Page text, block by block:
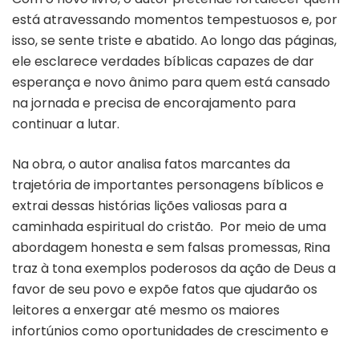
está atravessando momentos tempestuosos e, por
isso, se sente triste e abatido. Ao longo das páginas,
ele esclarece verdades bíblicas capazes de dar
esperança e novo ânimo para quem está cansado
na jornada e precisa de encorajamento para
continuar a lutar.
Na obra, o autor analisa fatos marcantes da
trajetória de importantes personagens bíblicos e
extrai dessas histórias lições valiosas para a
caminhada espiritual do cristão. Por meio de uma
abordagem honesta e sem falsas promessas, Rina
traz à tona exemplos poderosos da ação de Deus a
favor de seu povo e expõe fatos que ajudarão os
leitores a enxergar até mesmo os maiores
infortúnios como oportunidades de crescimento e